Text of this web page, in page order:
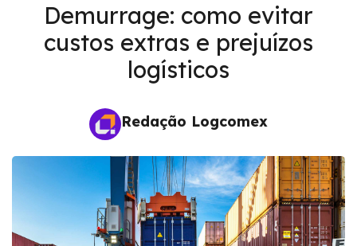
Demurrage: como evitar
custos extras e prejuízos
logísticos
Redação Logcomex